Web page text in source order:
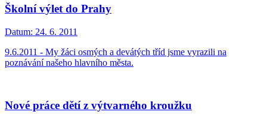
Školní výlet do Prahy
Datum: 24. 6. 2011
9.6.2011 - My žáci osmých a devátých tříd jsme vyrazili na
poznávání našeho hlavního města.
Nové práce dětí z výtvarného kroužku